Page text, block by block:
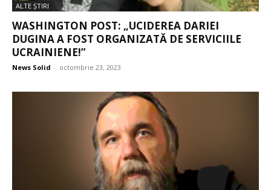
ALTE ŞTIRI
WASHINGTON POST: „UCIDEREA DARIEI
DUGINA A FOST ORGANIZATĂ DE SERVICIILE
UCRAINIENE!”
News Solid - octombrie 23, 2023